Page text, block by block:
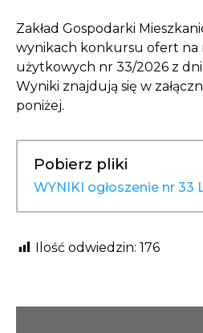
Działania
Remonty
Nowości
Zakład Gospodarki
wynikach konkursu ofert na
użytkowych nr 33/2026 z
Wyniki znajdują się w
poniżej.
Pobierz pliki
WYNIKI ogłoszenie nr 33
Ilość odwiedzin: 176